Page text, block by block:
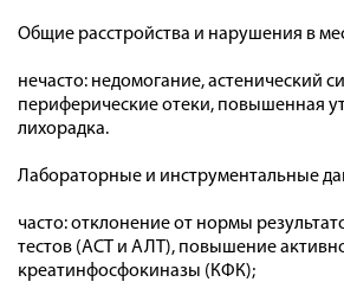
Общие расстройства и нарушения в
нечасто: недомогание, астенический
периферические отеки, повышенная
лихорадка.
Лабораторные и инструментальные
часто: отклонение от нормы
тестов (ACT и АЛТ), повышение
креатинфосфокиназы (КФК);